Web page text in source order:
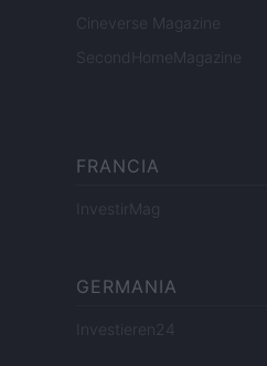
Cineverse Magazine
SecondHomeMagazine
FRANCIA
InvestirMag
GERMANIA
Investieren24